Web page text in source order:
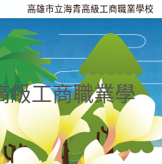
高雄市立海青高級工商職業學校
級工商職業學